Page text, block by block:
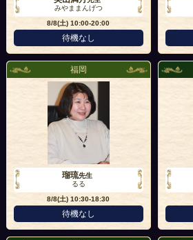
みやままんげつ
8/8(土)10:00-20:00
待機なし
福岡
瑠琉先生
るる
8/8(土)10:30-18:30
待機なし